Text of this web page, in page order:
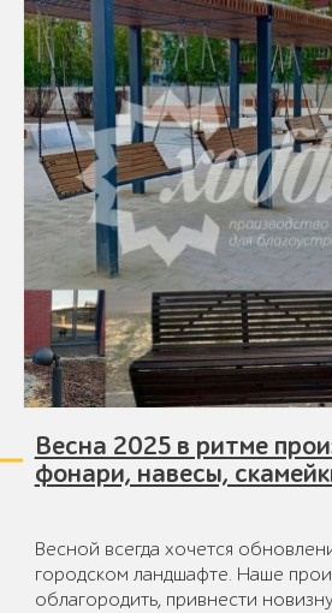
Весна 2025 в ритме
фонари, навесы,
Весной всегда хочется
городском ландшафте. Наше
облагородить, привнести